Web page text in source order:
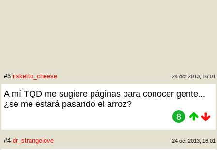
#3 risketto_cheese 24 oct 2013, 16:01
A mí TQD me sugiere páginas para conocer gente...
¿se me estará pasando el arroz?
8
#4 dr_strangelove 24 oct 2013, 16:01